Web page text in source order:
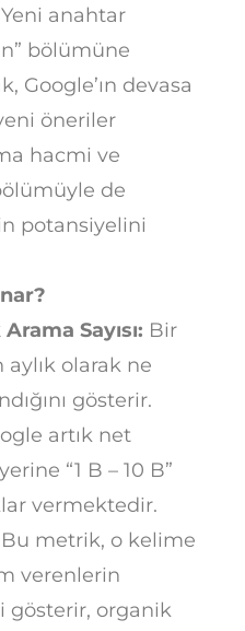
anahtar
bölümüne
Google’ın devasa
öneriler
hacmi ve
de
potansiyelini
Sayısı: Bir
olarak ne
gösterir.
artık net
“1 B – 10 B”
vermektedir.
Bu metrik, o kelime
verenlerin
gösterir, organik